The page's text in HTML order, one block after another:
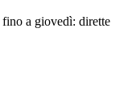
a giovedì: dirette